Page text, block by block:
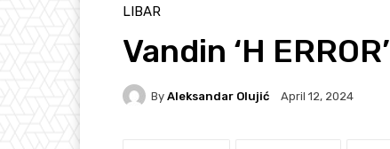
LIBAR
Vandin ‘H ERROR’
By Aleksandar Olujić April 12, 2024